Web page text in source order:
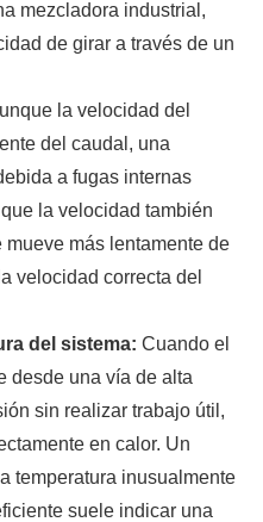
mezcladora industrial,
de girar a través de un
la velocidad del
del caudal, una
a fugas internas
la velocidad también
más lentamente de
velocidad correcta del
del sistema: Cuando el
desde una vía de alta
sin realizar trabajo útil,
en calor. Un
temperatura inusualmente
suele indicar una